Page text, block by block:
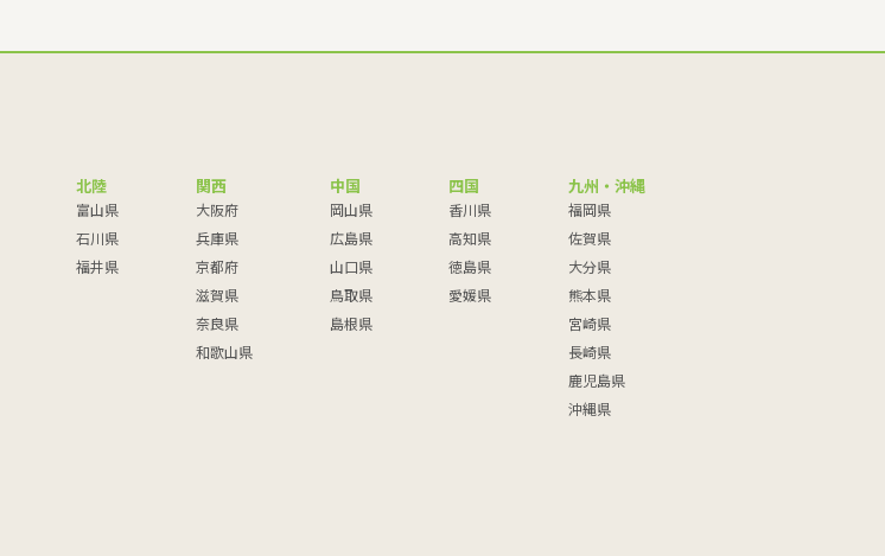
北陸
富山県
石川県
福井県
関西
大阪府
兵庫県
京都府
滋賀県
奈良県
和歌山県
中国
岡山県
広島県
山口県
鳥取県
島根県
四国
香川県
高知県
徳島県
愛媛県
九州・沖縄
福岡県
佐賀県
大分県
熊本県
宮崎県
長崎県
鹿児島県
沖縄県